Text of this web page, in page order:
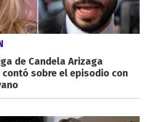
de Candela Arizaga
contó sobre el episodio con